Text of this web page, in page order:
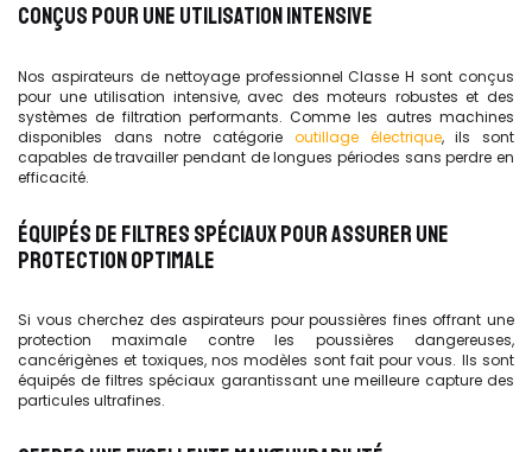
CONÇUS POUR UNE UTILISATION INTENSIVE
Nos aspirateurs de nettoyage professionnel Classe H sont conçus
pour une utilisation intensive, avec des moteurs robustes et des
systèmes de filtration performants. Comme les autres machines
disponibles dans notre catégorie outillage électrique, ils sont
capables de travailler pendant de longues périodes sans perdre en
efficacité.
ÉQUIPÉS DE FILTRES SPÉCIAUX POUR ASSURER UNE
PROTECTION OPTIMALE
Si vous cherchez des aspirateurs pour poussières fines offrant une
protection maximale contre les poussières dangereuses,
cancérigènes et toxiques, nos modèles sont fait pour vous. Ils sont
équipés de filtres spéciaux garantissant une meilleure capture des
particules ultrafines.